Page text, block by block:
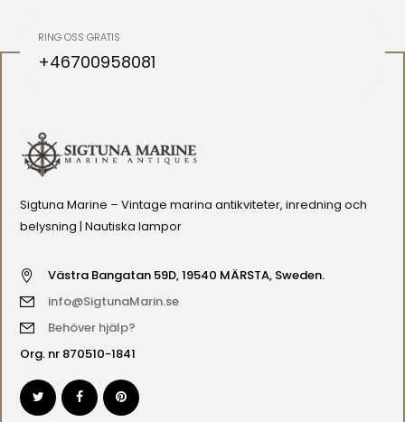
RING OSS GRATIS
+46700958081
Sigtuna Marine – Vintage marina antikviteter, inredning och
belysning | Nautiska lampor
Västra Bangatan 59D, 19540 MÄRSTA, Sweden.
info@SigtunaMarin.se
Behöver hjälp?
Org. nr 870510-1841